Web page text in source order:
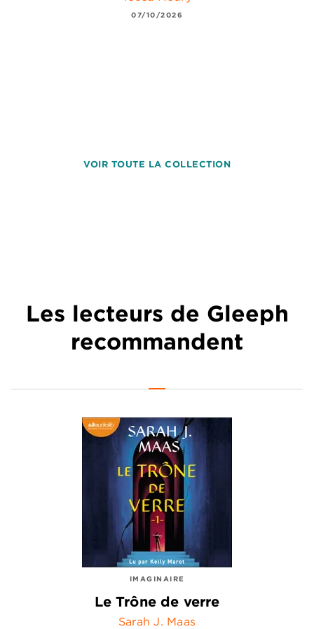
07/10/2026
VOIR TOUTE LA COLLECTION
Les lecteurs de Gleeph
recommandent
IMAGINAIRE
Le Trône de verre
Sarah J. Maas